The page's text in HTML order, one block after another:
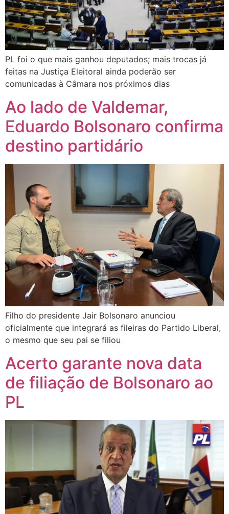
PL foi o que mais ganhou deputados; mais trocas já
feitas na Justiça Eleitoral ainda poderão ser
comunicadas à Câmara nos próximos dias
Ao lado de Valdemar,
Eduardo Bolsonaro confirma
destino partidário
Filho do presidente Jair Bolsonaro anunciou
oficialmente que integrará as fileiras do Partido Liberal,
o mesmo que seu pai se filiou
Acerto garante nova data
de filiação de Bolsonaro ao
PL